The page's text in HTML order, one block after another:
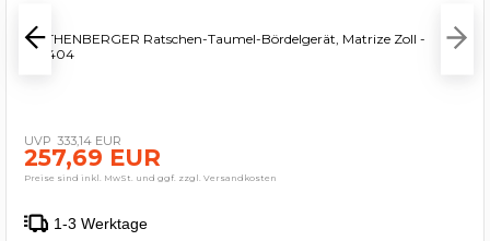
ROTHENBERGER Ratschen-Taumel-Bördelgerät, Matrize Zoll -
222404
333,14 EUR
257,69 EUR
Preise sind inkl. MwSt. und ggf. zzgl. Versandkosten
1-3 Werktage